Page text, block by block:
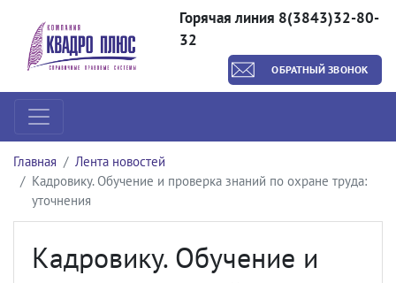
Горячая линия 8(3843)32-80-
32
ОБРАТНЫЙ ЗВОНОК
Главная
Лента новостей
Кадровику. Обучение и проверка знаний по охране труда:
уточнения
Кадровику. Обучение и